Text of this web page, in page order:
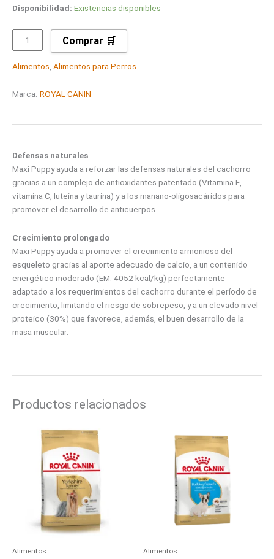
Disponibilidad: Existencias disponibles
Comprar 🛒
Alimentos Alimentos para Perros
Marca: ROYAL CANIN
Defensas naturales
Maxi Puppy ayuda a reforzar las defensas naturales del cachorro
gracias a un complejo de antioxidantes patentado (Vitamina E,
vitamina C, luteína y taurina) y a los manano-oligosacáridos para
promover el desarrollo de anticuerpos.
Crecimiento prolongado
Maxi Puppy ayuda a promover el crecimiento armonioso del
esqueleto gracias al aporte adecuado de calcio, a un contenido
energético moderado (EM: 4052 kcal/kg) perfectamente
adaptado a los requerimientos del cachorro durante el período de
crecimiento, limitando el riesgo de sobrepeso, y a un elevado nivel
proteico (30%) que favorece, además, el buen desarrollo de la
masa muscular.
Productos relacionados
Alimentos Alimentos